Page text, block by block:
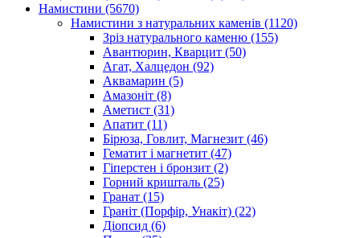
Намистини (5670)
Намистини з натуральних каменів (1120)
Зріз натурального каменю (155)
Авантюрин, Кварцит (50)
Агат, Халцедон (92)
Аквамарин (5)
Амазоніт (8)
Аметист (31)
Апатит (11)
Бірюза, Говлит, Магнезит (46)
Гематит і магнетит (47)
Гіперстен і бронзит (2)
Горний кришталь (25)
Гранат (15)
Граніт (Порфір, Унакіт) (22)
Діопсид (6)